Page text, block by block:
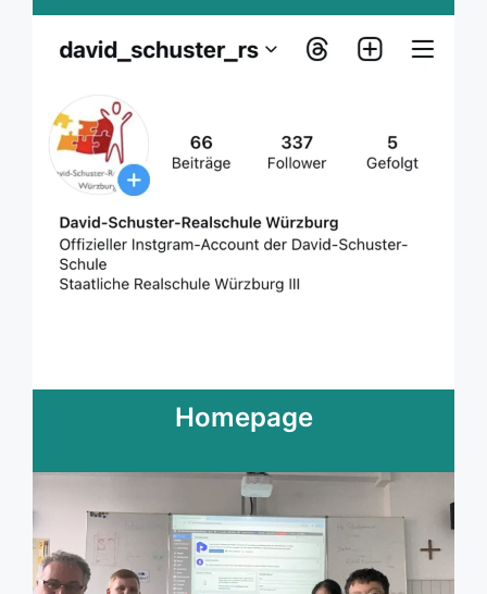
Homepage